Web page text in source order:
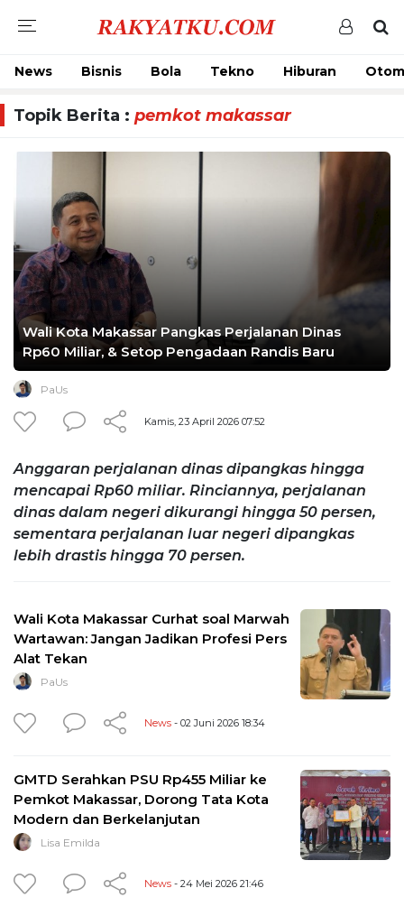
News Bisnis Bola Tekno Hiburan
Topik Berita : pemkot makassar
Wali Kota Makassar Pangkas Perjalanan Dinas
Rp60 Miliar, & Setop Pengadaan Randis Baru
PaUs
Kamis, 23 April 2026 07:52
Anggaran perjalanan dinas dipangkas hingga
mencapai Rp60 miliar. Rinciannya, perjalanan
dinas dalam negeri dikurangi hingga 50 persen,
sementara perjalanan luar negeri dipangkas
lebih drastis hingga 70 persen.
Wali Kota Makassar Curhat soal Marwah
Wartawan: Jangan Jadikan Profesi Pers
Alat Tekan
PaUs
News - 02 Juni 2026 18:34
GMTD Serahkan PSU Rp455 Miliar ke
Pemkot Makassar, Dorong Tata Kota
Modern dan Berkelanjutan
Lisa Emilda
News - 24 Mei 2026 21:46